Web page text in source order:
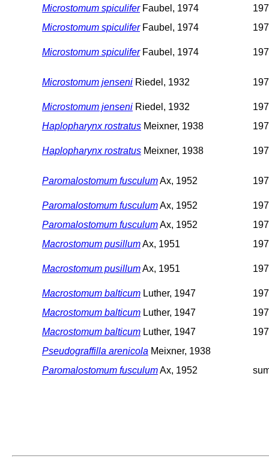
Microstomum spiculiferFaubel, 1974
Microstomum spiculiferFaubel, 1974
Microstomum spiculiferFaubel, 1974
Microstomum jenseni Riedel, 1932
Microstomum jenseni Riedel, 1932
Haplopharynx rostratus Meixner, 1938
Haplopharynx rostratus Meixner, 1938
Paromalostomum fusculumAx, 1952
Paromalostomum fusculumAx, 1952
Paromalostomum fusculumAx, 1952
Macrostomum pusillumAx, 1951
Macrostomum pusillumAx, 1951
Macrostomum balticum Luther, 1947
Macrostomum balticum Luther, 1947
Macrostomum balticum Luther, 1947
Pseudograffilla arenicola Meixner, 1938
Paromalostomum fusculumAx, 1952